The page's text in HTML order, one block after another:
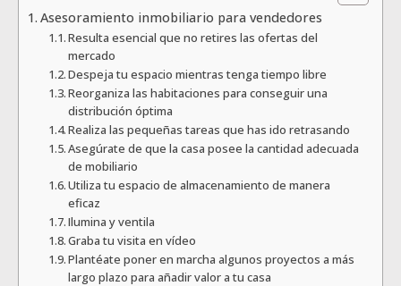
Asesoramiento inmobiliario para vendedores
Resulta esencial que no retires las ofertas del
mercado
Despeja tu espacio mientras tenga tiempo libre
Reorganiza las habitaciones para conseguir una
distribución óptima
Realiza las pequeñas tareas que has ido retrasando
Asegúrate de que la casa posee la cantidad adecuada
de mobiliario
Utiliza tu espacio de almacenamiento de manera
eficaz
Ilumina y ventila
Graba tu visita en vídeo
Plantéate poner en marcha algunos proyectos a más
largo plazo para añadir valor a tu casa